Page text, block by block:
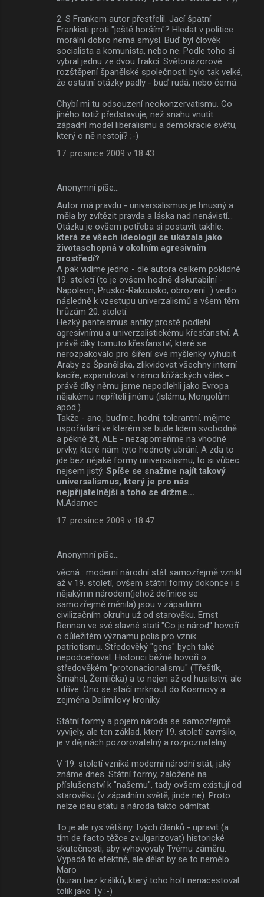
2. S Frankem autor přestřelil. Jací špatní
Frankisti proti "ještě horším"? Hledat v politice
morální dobro nemá smysl. Buď byl člověk
socialista a komunista, nebo ne. Podle toho si
vybral jednu ze dvou frakcí. Světonázorové
rozštěpení španělské společnosti bylo tak velké,
že ostatní otázky padly - buď rudá, nebo černá.
Chybí mi tu odsouzení neokonzervatismu. Co
jiného totiž představuje, než snahu vnutit
západní model liberalismu a demokracie světu,
který o ně nestojí? ;-)
17. prosince 2009 v 18:43
Anonymní píše…
Autor má pravdu - universalismus je hnusný a
měla by zvítězit pravda a láska nad nenávistí...
Otázku je ovšem potřeba si postavit takhle:
která ze všech ideologií se ukázala jako
životaschopná v okolním agresivním
prostředí?
A pak vidíme jedno - dle autora celkem poklidné
19. století (to je ovšem hodně diskutabilní -
Napoleon, Prusko-Rakousko, obrození...) vedlo
následně k vzestupu univerzalismů a všem těm
hrůzám 20. století.
Hezký panteismus antiky prostě podlehl
agresivnímu a univerzalistickému křesťanství. A
právě díky tomuto křesťanství, které se
nerozpakovalo pro šíření své myšlenky vyhubit
Araby ze Španělska, zlikvidovat všechny interní
kacíře, expandovat v rámci křižáckých válek -
právě díky němu jsme nepodlehli jako Evropa
nějakému nepříteli jinému (islámu, Mongolům
apod.).
Takže - ano, buďme, hodní, tolerantní, mějme
uspořádání ve kterém se bude lidem svobodně
a pěkně žít, ALE - nezapomeňme na vhodné
prvky, které nám tyto hodnoty ubrání. A zda to
jde bez nějaké formy universalismu, to si vůbec
nejsem jistý. Spíše se snažme najít takový
universalismus, který je pro nás
nejpřijatelnější a toho se držme...
M.Adamec
17. prosince 2009 v 18:47
Anonymní píše…
věcná : moderní národní stát samozřejmě vznikl
až v 19. století, ovšem státní formy dokonce i s
nějakýmn národem(jehož definice se
samozřejmě měnila) jsou v západním
civilizačním okruhu už od starověku. Ernst
Rennan ve své slavné stati "Co je národ" hovoří
o důležitém významu polis pro vznik
patriotismu. Středověký "gens" bych také
nepodceňoval. Historici běžně hovoří o
středověkém "protonacionalismu" (Třeštík,
Šmahel, Žemlička) a to nejen až od husitství, ale
i dříve. Ono se stačí mrknout do Kosmovy a
zejména Dalimilovy kroniky.
Státní formy a pojem národa se samozřejmě
vyvíjely, ale ten základ, který 19. století završilo,
je v dějinách pozorovatelný a rozpoznatelný.
V 19. století vzniká moderní národní stát, jaký
známe dnes. Státní formy, založené na
příslušenství k "našemu", tady ovšem existují od
starověku (v západním světě, jinde ne). Proto
nelze ideu státu a národa takto odmítat.
To je ale rys většiny Tvých článků - upravit (a
tím de facto těžce zvulgarizovat) historické
skutečnosti, aby vyhovovaly Tvému záměru.
Vypadá to efektně, ale dělat by se to nemělo..
Maro
(buran bez králíků, který toho holt nenacestoval
tolik jako Ty :-)